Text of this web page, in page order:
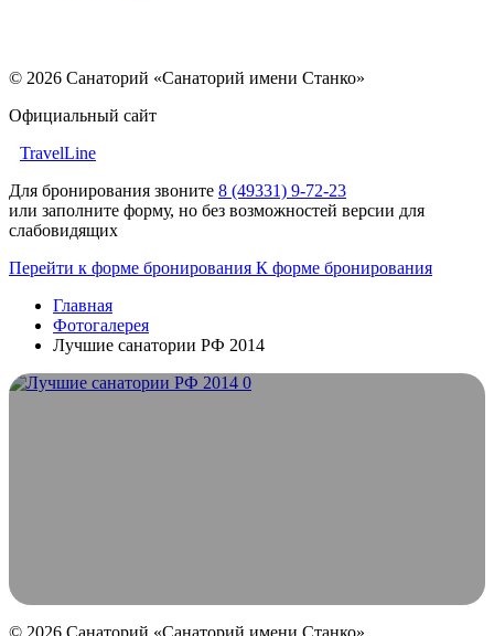
© 2026 Санаторий «Санаторий имени Станко»
Официальный сайт
TravelLine
Для бронирования звоните 8 (49331) 9-72-23
или заполните форму, но без возможностей версии для
слабовидящих
Перейти к форме бронирования К форме бронирования
Главная
Фотогалерея
Лучшие санатории РФ 2014
© 2026 Санаторий «Санаторий имени Станко»